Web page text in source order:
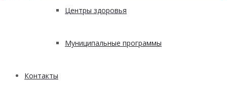
Центры здоровья
Муниципальные программы
Контакты